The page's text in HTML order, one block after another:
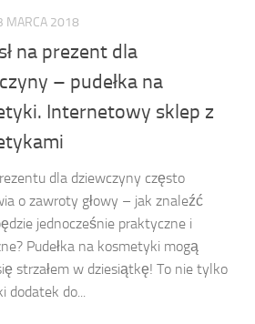
MARCA 2018
na prezent dla
– pudełka na
Internetowy sklep z
dla dziewczyny często
o zawroty głowy – jak znaleźć
jednocześnie praktyczne i
Pudełka na kosmetyki mogą
strzałem w dziesiątkę! To nie tylko
dodatek do...